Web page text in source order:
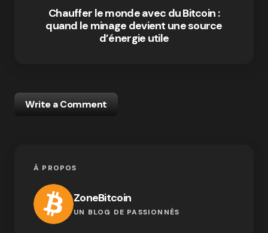
Chauffer le monde avec du Bitcoin :
quand le minage devient une source
d’énergie utile
Write a Comment
À PROPOS
ZoneBitcoin
UN BLOG DE PASSIONNÉS